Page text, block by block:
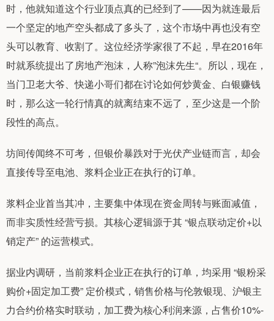
时，他就知道这个行业顶点真的已经到了——因为就连最后
一个坚定的地产空头都成了多头了，这个市场中再也没有空
头可以教育、收割了。这位经济学家很了不起，早在2016年
时就系统提出了房地产泡沫，人称”泡沫先生“。所以，现在，
当门卫老大爷、快递小哥们都在讨论如何炒黄金、白银赚钱
时，那么这一轮行情真的就离结束不远了，至少这是一个阶
段性的高点。
坊间传闻终不可考，但银价暴跌对于光伏产业链而言，却会
直接传导至电池、浆料企业正在执行的订单。
浆料企业首当其冲，主要集中体现在资金周转与账面减值，
而非实质性经营亏损。其核心逻辑源于其 “银点联动定价+以
销定产” 的运营模式。
据业内调研，当前浆料企业正在执行的订单，均采用 “银粉采
购价+固定加工费” 定价模式，销售价格与伦敦银现、沪银主
力合约价格实时联动，加工费为核心利润来源，占售价10%-